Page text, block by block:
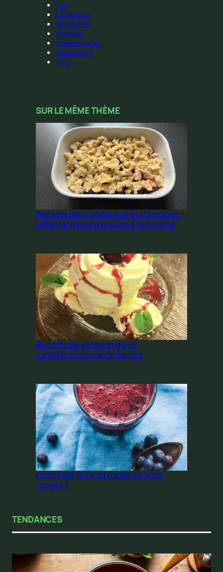
Thé
Ustensiles
Végétarien
Viandes
Viennoiseries
Vietnamien
Vins
SUR LE MÊME THÈME
Recette de crumble aux fruits rouges :
l’alternative savoureuse à la pomme
Recette de vacherin glacé
vanille/framboise de Savoie
Comment faire du coulis de fruits
rouges ?
TENDANCES